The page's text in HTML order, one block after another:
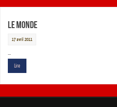
Le Monde
17 avril 2011
…
Lire